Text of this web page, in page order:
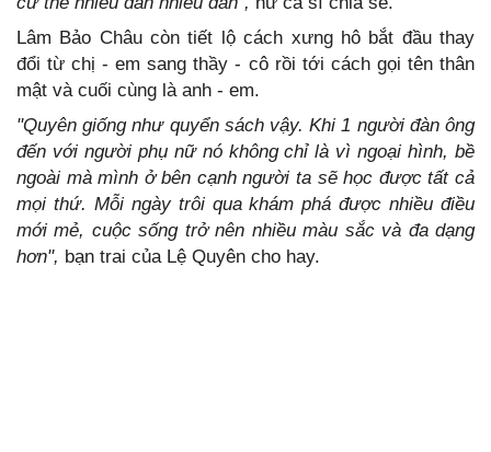
Lâm Bảo Châu còn tiết lộ cách xưng hô bắt đầu thay
đổi từ chị - em sang thầy - cô rồi tới cách gọi tên thân
mật và cuối cùng là anh - em.
"Quyên giống như quyển sách vậy. Khi 1 người đàn ông
đến với người phụ nữ nó không chỉ là vì ngoại hình, bề
ngoài mà mình ở bên cạnh người ta sẽ học được tất cả
mọi thứ. Mỗi ngày trôi qua khám phá được nhiều điều
mới mẻ, cuộc sống trở nên nhiều màu sắc và đa dạng
hơn", bạn trai của Lệ Quyên cho hay.